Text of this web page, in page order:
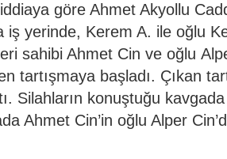
göre Ahmet Akyollu
yerinde, Kerem A. ile oğlu
sahibi Ahmet Cin ve oğlu
tartışmaya başladı. Çıkan
Silahların konuştuğu
Ahmet Cin’in oğlu Alper